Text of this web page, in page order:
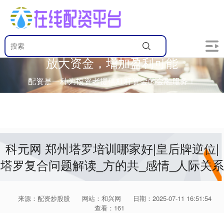
放大资金，增加盈利可能
配资是一种为投资者提供杠杆资金的金融服务！
科元网 郑州塔罗培训哪家好|皇后牌逆位|
塔罗复合问题解读_方的共_感情_人际关系
来源：配资炒股股 网站：和兴网
日期：2025-07-11 16:51:54
查看：161